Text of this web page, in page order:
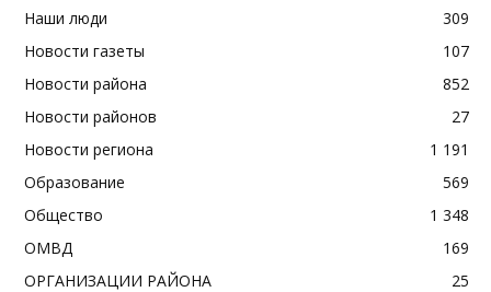
Наши люди
309
Новости газеты
107
Новости района
852
Новости районов
27
Новости региона
1 191
Образование
569
Общество
1 348
ОМВД
169
ОРГАНИЗАЦИИ РАЙОНА
25